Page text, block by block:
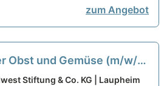
zum Angebot
Obst und Gemüse (m/w/d)
Stiftung & Co. KG | Laupheim